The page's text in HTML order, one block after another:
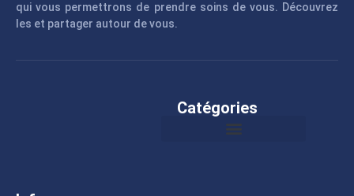
qui vous permettrons de prendre soins de vous. Découvrez
les et partager autour de vous.
Catégories